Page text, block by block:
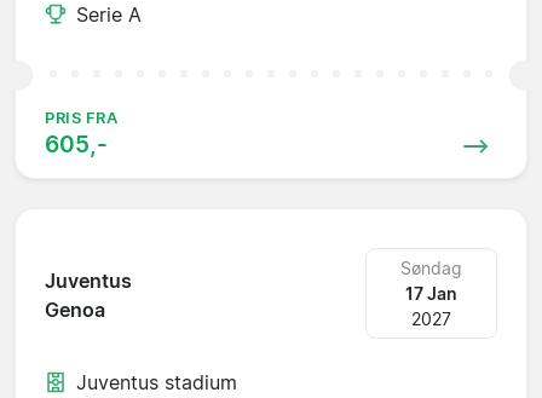
Serie A
PRIS FRA
605,-
Juventus
Genoa
Søndag
17 Jan
2027
Juventus stadium